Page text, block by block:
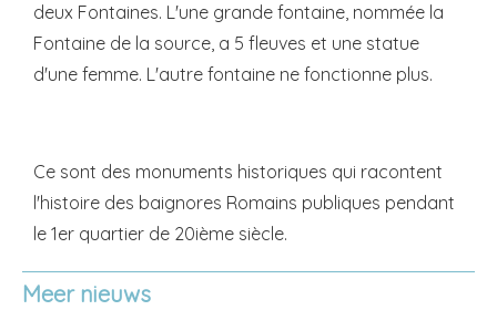
deux Fontaines. L'une grande fontaine, nommée la
Fontaine de la source, a 5 fleuves et une statue
d'une femme. L'autre fontaine ne fonctionne plus.
Ce sont des monuments historiques qui racontent
l'histoire des baignores Romains publiques pendant
le 1er quartier de 20ième siècle.
Meer nieuws